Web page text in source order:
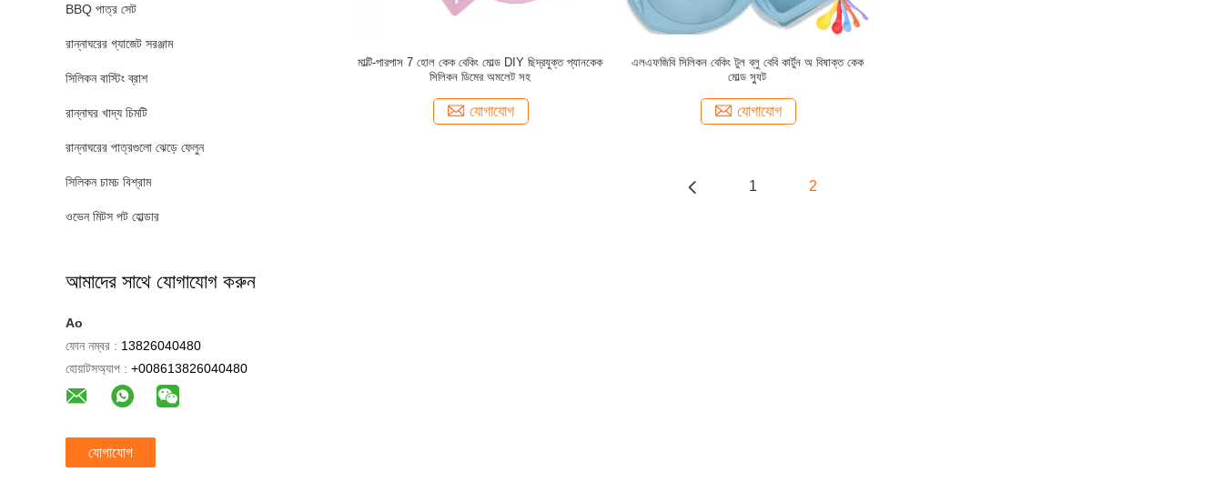
BBQ পাত্র সেট
রান্নাঘরের গ্যাজেট সরঞ্জাম
সিলিকন বাস্টিং ব্রাশ
রান্নাঘর খাদ্য চিমটি
রান্নাঘরের পাত্রগুলো ঝেড়ে ফেলুন
সিলিকন চামচ বিশ্রাম
ওভেন মিটস পট হোল্ডার
আমাদের সাথে যোগাযোগ করুন
Ao
ফোন নম্বর : 13826040480
হোয়াটসঅ্যাপ : +008613826040480
যোগাযোগ
মাল্টি-পারপাস 7 হোল কেক বেকিং মোল্ড DIY ছিদ্রযুক্ত প্যানকেক
সিলিকন ডিমের অমলেট সহ
যোগাযোগ
এলএফজিবি সিলিকন বেকিং টুল ব্লু বেবি কার্টুন অ বিষাক্ত কেক
মোল্ড স্যুট
যোগাযোগ
1 2